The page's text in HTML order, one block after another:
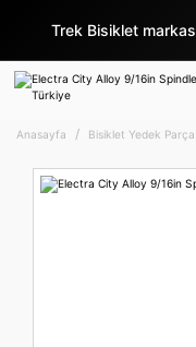
Trek Bisiklet
Anasayfa Bisiklet Yedek Parça